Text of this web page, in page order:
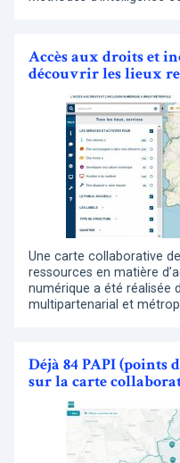
Accès aux droits et
découvrir les lieux
Une carte collaborative
ressources en matière
numérique a été réalisée
multipartenarial et
Déjà 84 PAPI (points
sur la carte